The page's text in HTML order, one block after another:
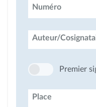
Numéro
Auteur/
Premier
Place